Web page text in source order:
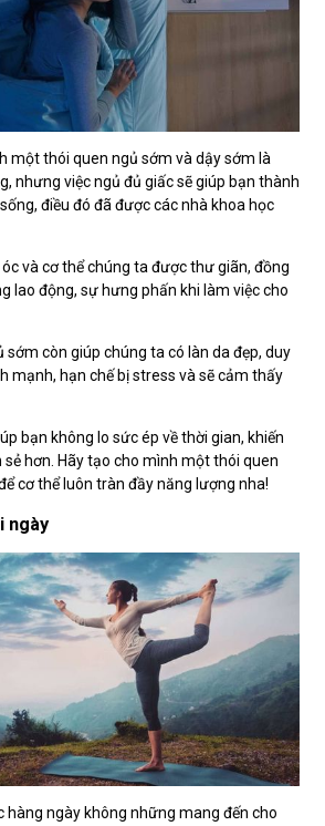
một thói quen ngủ sớm và dậy sớm là
nhưng việc ngủ đủ giấc sẽ giúp bạn thành
điều đó đã được các nhà khoa học
và cơ thể chúng ta được thư giãn, đồng
lao động, sự hưng phấn khi làm việc cho
sớm còn giúp chúng ta có làn da đẹp, duy
mạnh, hạn chế bị stress và sẽ cảm thấy
bạn không lo sức ép về thời gian, khiến
hơn. Hãy tạo cho mình một thói quen
cơ thể luôn tràn đầy năng lượng nha!
ngày
hàng ngày không những mang đến cho